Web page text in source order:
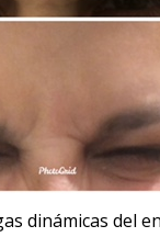
dinámicas del